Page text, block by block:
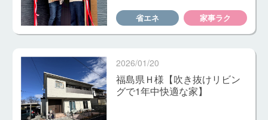
省エネ 家事ラク
2026/01/20
福島県Ｈ様【吹き抜けリビン
グで1年中快適な家】